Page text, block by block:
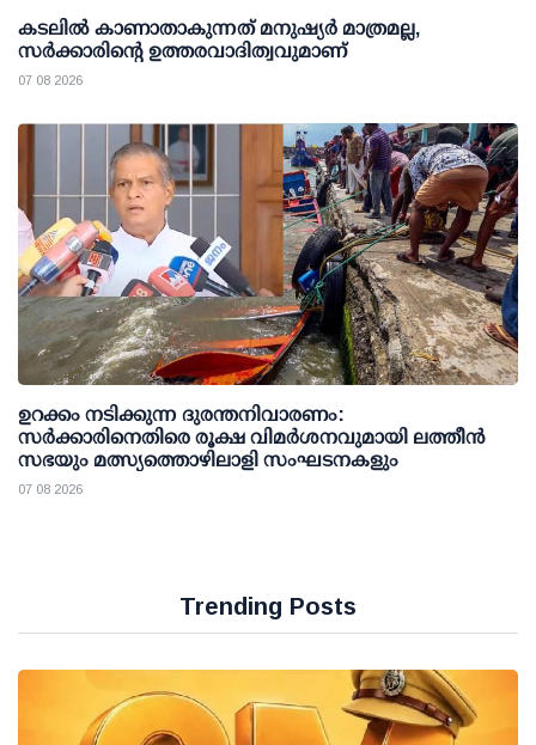
കടലിൽ കാണാതാകുന്നത് മനുഷ്യർ മാത്രമല്ല,
സർക്കാരിന്റെ ഉത്തരവാദിത്വവുമാണ്
07 08 2026
ഉറക്കം നടിക്കുന്ന ദുരന്തനിവാരണം:
സര്‍ക്കാരിനെതിരെ രൂക്ഷ വിമര്‍ശനവുമായി ലത്തീന്‍
സഭയും മത്സ്യത്തൊഴിലാളി സംഘടനകളും
07 08 2026
Trending Posts